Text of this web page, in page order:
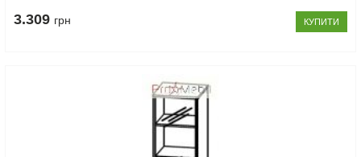
3.309 грн КУПИТИ